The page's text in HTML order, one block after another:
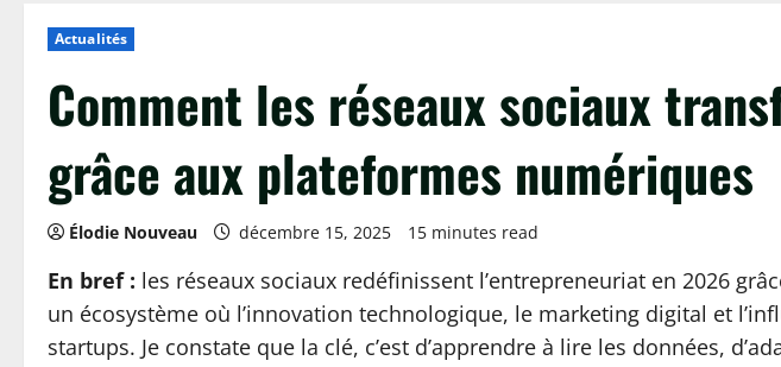
Actualités
Comment les réseaux sociaux
grâce aux plateformes numériques
Élodie Nouveau décembre 15, 2025 15 minutes read
En bref : les réseaux sociaux redéfinissent l’entrepreneuriat en 2026
un écosystème où l’innovation technologique, le marketing digital et
startups. Je constate que la clé, c’est d’apprendre à lire les données,